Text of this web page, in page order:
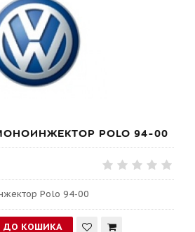
POLO 94-00
Polo 94-00